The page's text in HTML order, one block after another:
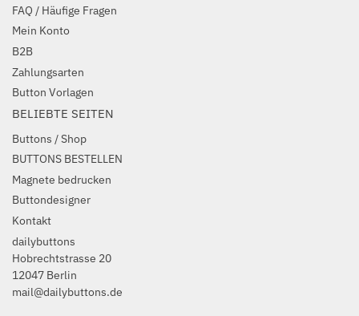
FAQ / Häufige Fragen
Mein Konto
B2B
Zahlungsarten
Button Vorlagen
BELIEBTE SEITEN
Buttons / Shop
BUTTONS BESTELLEN
Magnete bedrucken
Buttondesigner
Kontakt
dailybuttons
Hobrechtstrasse 20
12047 Berlin
mail@dailybuttons.de